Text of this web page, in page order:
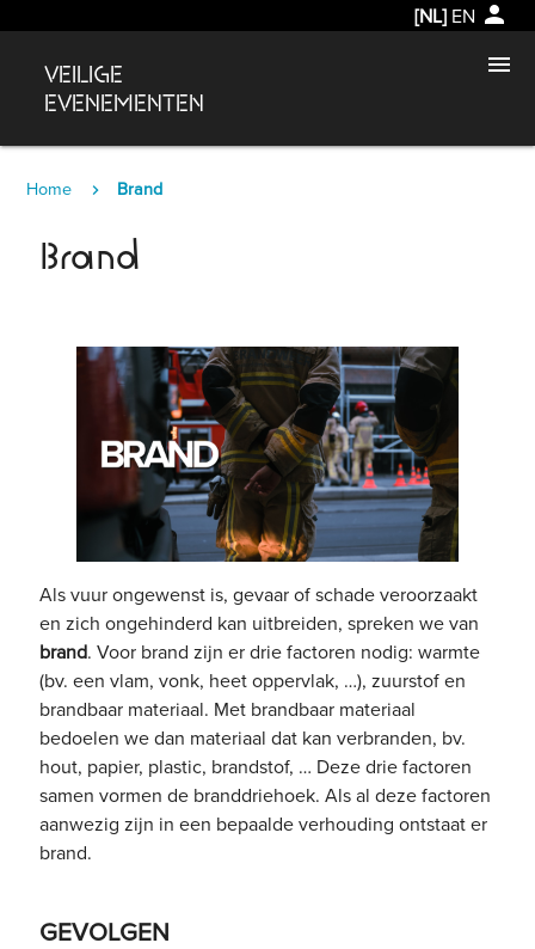
[NL] EN person
menu
VEILIGE
EVENEMENTEN
Home Brand
Brand
Als vuur ongewenst is, gevaar of schade veroorzaakt
en zich ongehinderd kan uitbreiden, spreken we van
brand. Voor brand zijn er drie factoren nodig: warmte
(bv. een vlam, vonk, heet oppervlak, …), zuurstof en
brandbaar materiaal. Met brandbaar materiaal
bedoelen we dan materiaal dat kan verbranden, bv.
hout, papier, plastic, brandstof, … Deze drie factoren
samen vormen de branddriehoek. Als al deze factoren
aanwezig zijn in een bepaalde verhouding ontstaat er
brand.
GEVOLGEN